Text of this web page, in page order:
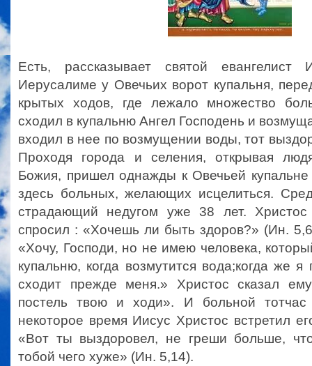
Есть, рассказывает святой евангелист
Иерусалиме у Овечьих ворот купальня,
крытых ходов, где лежало множество
сходил в купальню Ангел Господень и
входил в нее по возмущении воды, тот
Проходя города и селения, открывая
Божия, пришел однажды к Овечьей
здесь больных, желающих исцелиться.
страдающий недугом уже 38 лет.
спросил : «Хочешь ли быть здоров?» (Ин.
«Хочу, Господи, но не имею человека,
купальню, когда возмутится вода;когда же
сходит прежде меня.» Христос сказал
постель твою и ходи». И больной тотчас
некоторое время Иисус Христос встретил
«Вот ты выздоровел, не греши больше,
тобой чего хуже» (Ин. 5,14).